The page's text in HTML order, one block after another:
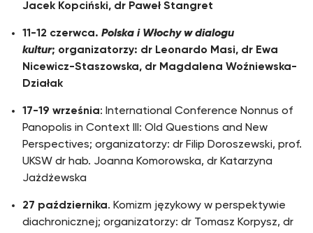
Jacek Kopciński, dr Paweł Stangret
11-12 czerwca. Polska i Włochy w dialogu
kultur; organizatorzy: dr Leonardo Masi, dr Ewa
Nicewicz-Staszowska, dr Magdalena Woźniewska-
Działak
17-19 września: International Conference Nonnus of
Panopolis in Context III: Old Questions and New
Perspectives; organizatorzy: dr Filip Doroszewski, prof.
UKSW dr hab. Joanna Komorowska, dr Katarzyna
Jażdżewska
27 października. Komizm językowy w perspektywie
diachronicznej; organizatorzy: dr Tomasz Korpysz, dr